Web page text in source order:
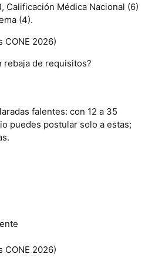
Calificación Médica Nacional (6)
(4).
CONE 2026)
rebaja de requisitos?
falentes: con 12 a 35
puedes postular solo a estas;
CONE 2026)